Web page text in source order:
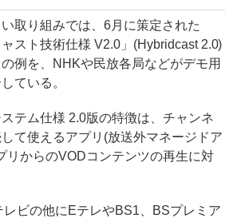
取り組みでは、6月に策定された
ャスト技術仕様 V2.0」(Hybridcast 2.0)
例を、NHKや民放各局などがデモ用
ている。
テム仕様 2.0版の特徴は、チャンネ
て使えるアプリ(放送外マネージドア
リからのVODコンテンツの再生に対
ビの他にEテレやBS1、BSプレミア